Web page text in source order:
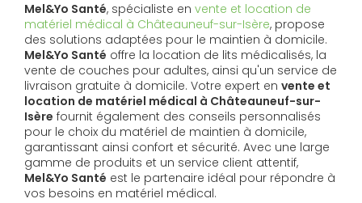
Mel&Yo Santé, spécialiste en vente et location de
matériel médical à Châteauneuf-sur-Isère, propose
des solutions adaptées pour le maintien à domicile.
Mel&Yo Santé offre la location de lits médicalisés, la
vente de couches pour adultes, ainsi qu'un service de
livraison gratuite à domicile. Votre expert en vente et
location de matériel médical à Châteauneuf-sur-
Isère fournit également des conseils personnalisés
pour le choix du matériel de maintien à domicile,
garantissant ainsi confort et sécurité. Avec une large
gamme de produits et un service client attentif,
Mel&Yo Santé est le partenaire idéal pour répondre à
vos besoins en matériel médical.